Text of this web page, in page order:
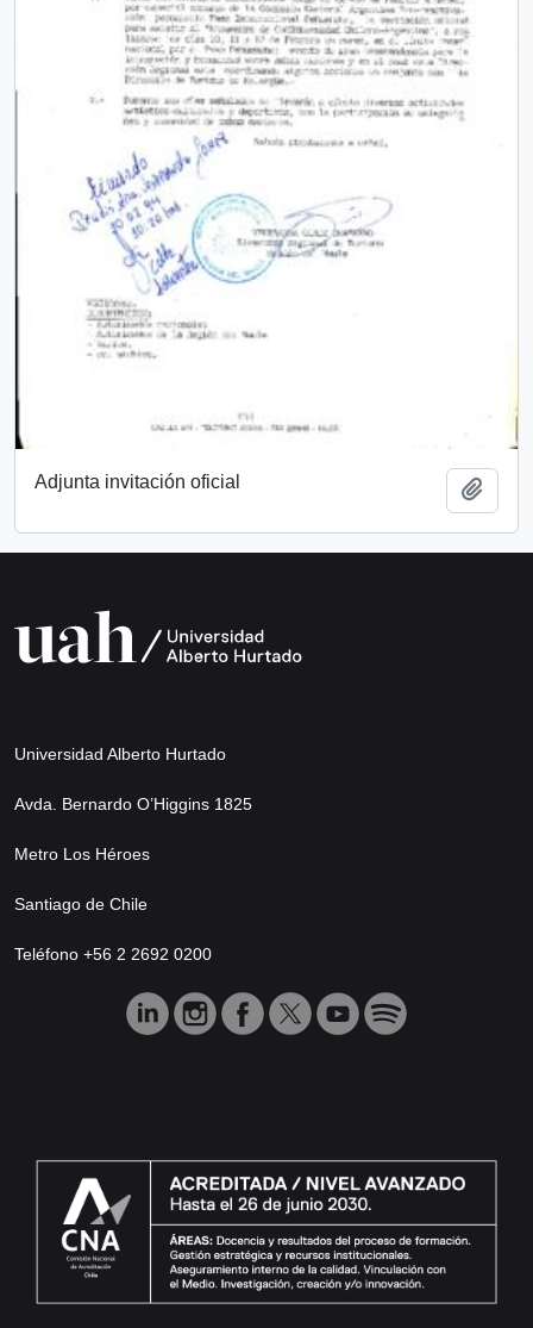
Adjunta invitación oficial
Universidad Alberto Hurtado
Avda. Bernardo O’Higgins 1825
Metro Los Héroes
Santiago de Chile
Teléfono +56 2 2692 0200